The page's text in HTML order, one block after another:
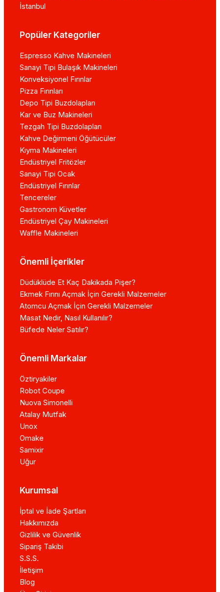
İstanbul
Popüler Kategoriler
Espresso Kahve Makineleri
Sanayi Tipi Bulaşık Makineleri
Konveksiyonel Fırınlar
Pizza Fırınları
Depo Tipi Buzdolapları
Kar ve Buz Makineleri
Tezgah Tipi Buzdolapları
Kahve Değirmeni Öğütücüler
Kıyma Makineleri
Endüstriyel Fritözler
Sanayi Tipi Ocak
Endüstriyel Fırınlar
Tencereler
Gastronom Küvetler
Endüstriyel Çay Makineleri
Waffle Makineleri
Önemli İçerikler
Düdüklüde Et Kaç Dakikada Pişer?
Ekmek Fırını Açmak İçin Gerekli Malzemeler
Atomcu Açmak İçin Gerekli Malzemeler
Masat Nedir, Nasıl Kullanılır?
Büfede Neler Satılır?
Önemli Markalar
Öztiryakiler
Robot Coupe
Nuova Simonelli
Atalay Mutfak
Unox
Omake
Samixir
Uğur
Kurumsal
İptal ve İade Şartları
Hakkımızda
Gizlilik ve Güvenlik
Sipariş Takibi
S.S.S.
İletişim
Blog